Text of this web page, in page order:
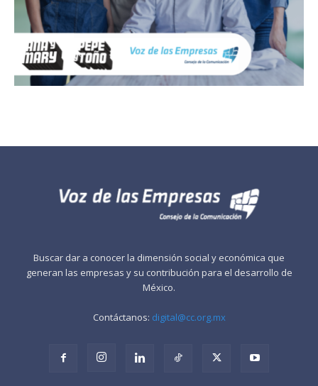
Buscar dar a conocer la dimensión social y económica que
generan las empresas y su contribución para el desarrollo de
México.
Contáctanos: digital@cc.org.mx